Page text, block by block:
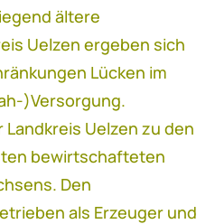
ältere
Uelzen ergeben sich
Lücken im
)Versorgung.
Uelzen zu den
bewirtschafteten
Den
als Erzeuger und